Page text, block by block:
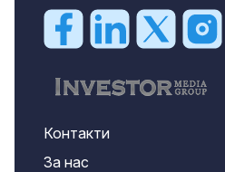
Контакти
За нас